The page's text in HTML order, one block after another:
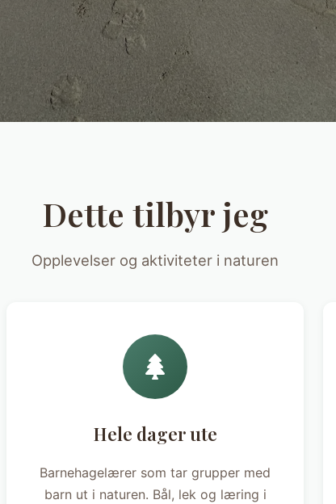
Dette tilbyr jeg
Opplevelser og aktiviteter i naturen
Hele dager ute
Barnehagelærer som tar grupper med
barn ut i naturen. Bål, lek og læring i